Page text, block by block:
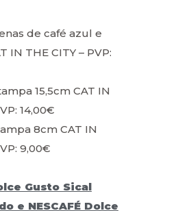
de café azul e
IN THE CITY – PVP:
15,5cm CAT IN
14,00€
8cm CAT IN
9,00€
Gusto Sical
e NESCAFÉ Dolce